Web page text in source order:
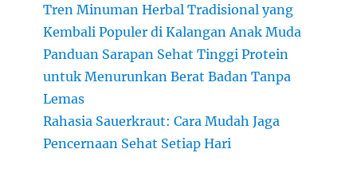
Tren Minuman Herbal Tradisional yang
Kembali Populer di Kalangan Anak Muda
Panduan Sarapan Sehat Tinggi Protein
untuk Menurunkan Berat Badan Tanpa
Lemas
Rahasia Sauerkraut: Cara Mudah Jaga
Pencernaan Sehat Setiap Hari